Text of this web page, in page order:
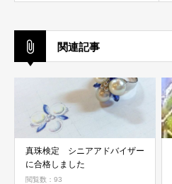
関連記事
真珠検定 シニアアドバイザー
に合格しました
閲覧数：93